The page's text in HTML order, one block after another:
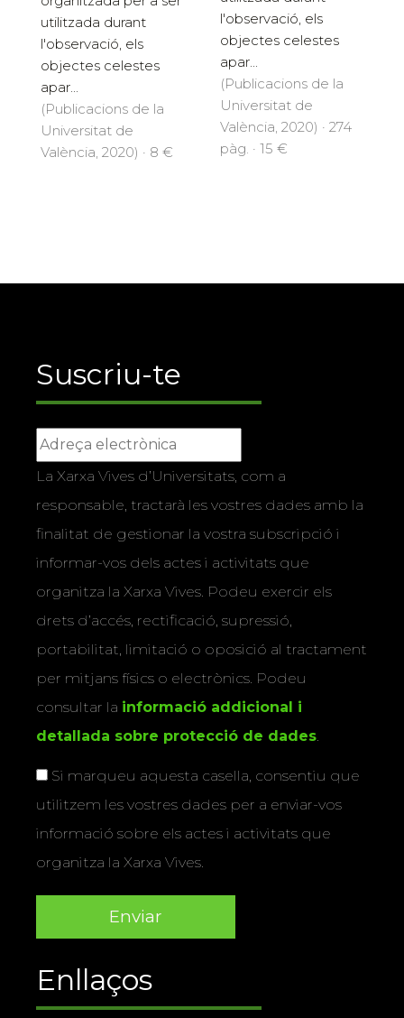
utilitzada durant
l'observació, els
objectes celestes
apar...
(Publicacions de la
Universitat de
València, 2020) · 8 €
l'observació, els
objectes celestes
apar...
(Publicacions de la
Universitat de
València, 2020) · 274
pàg. · 15 €
Suscriu-te
La Xarxa Vives d’Universitats, com a
responsable, tractarà les vostres dades amb la
finalitat de gestionar la vostra subscripció i
informar-vos dels actes i activitats que
organitza la Xarxa Vives. Podeu exercir els
drets d’accés, rectificació, supressió,
portabilitat, limitació o oposició al tractament
per mitjans físics o electrònics. Podeu
consultar la informació addicional i
detallada sobre protecció de dades
Si marqueu aquesta casella, consentiu que
utilitzem les vostres dades per a enviar-vos
informació sobre els actes i activitats que
organitza la Xarxa Vives.
Enllaços